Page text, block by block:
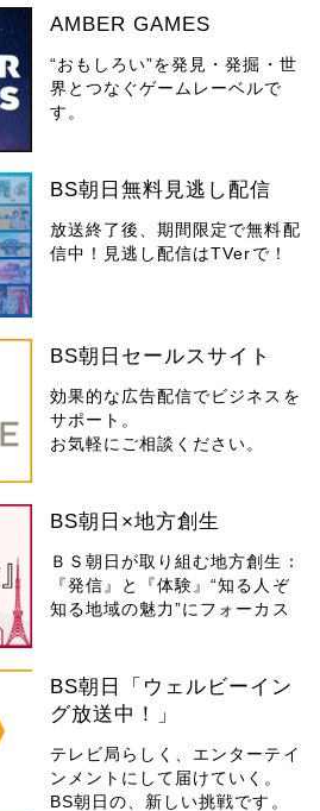
AMBER GAMES
“おもしろい”を発見・発掘・世
界とつなぐゲームレーベルで
す。
BS朝日無料見逃し配信
放送終了後、期間限定で無料配
信中！見逃し配信はTVerで！
BS朝日セールスサイト
効果的な広告配信でビジネスを
サポート。
お気軽にご相談ください。
BS朝日×地方創生
ＢＳ朝日が取り組む地方創生：
『発信』と『体験』“知る人ぞ
知る地域の魅力”にフォーカス
BS朝日「ウェルビーイン
グ放送中！」
テレビ局らしく、エンターテイ
ンメントにして届けていく。
BS朝日の、新しい挑戦です。